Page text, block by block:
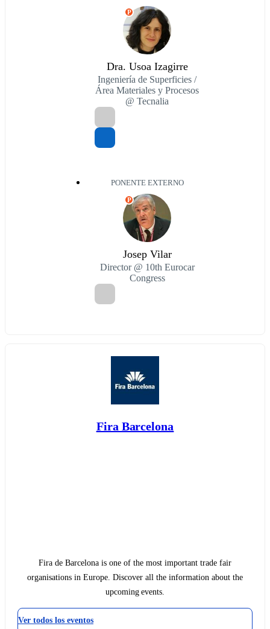
P
Dra. Usoa Izagirre
Ingeniería de Superficies /
Área Materiales y Procesos
@ Tecnalia
PONENTE EXTERNO
P
Josep Vilar
Director @ 10th Eurocar
Congress
Fira Barcelona
Fira de Barcelona is one of the most important trade fair
organisations in Europe. Discover all the information about the
upcoming events.
Ver todos los eventos